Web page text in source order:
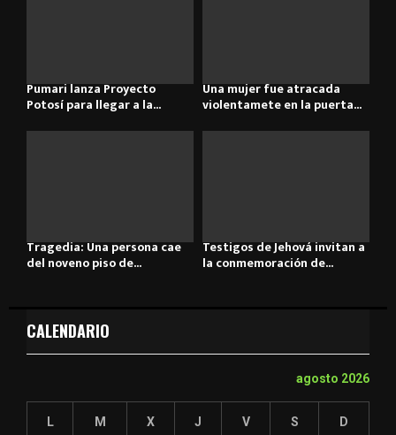
Pumari lanza Proyecto
Potosí para llegar a la...
Una mujer fue atracada
violentamete en la puerta...
Tragedia: Una persona cae
del noveno piso de...
Testigos de Jehová invitan a
la conmemoración de...
CALENDARIO
agosto 2026
L M X J V S D